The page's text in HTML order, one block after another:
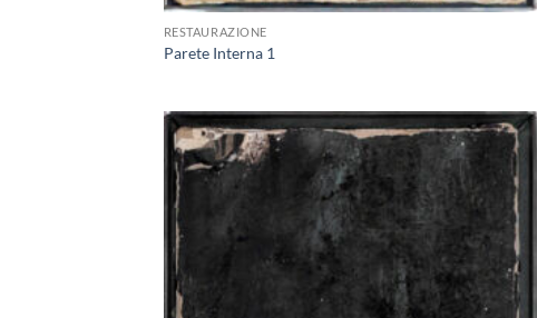
RESTAURAZIONE
Parete Interna 1
alla lista
desideri